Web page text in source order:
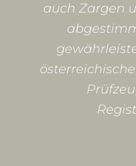
auch Zargen